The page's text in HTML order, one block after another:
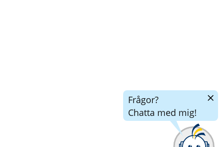
Frågor?
Chatta med mig!
Dölj